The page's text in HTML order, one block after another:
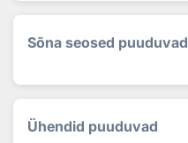
Sõna seosed puuduvad
Ühendid puuduvad